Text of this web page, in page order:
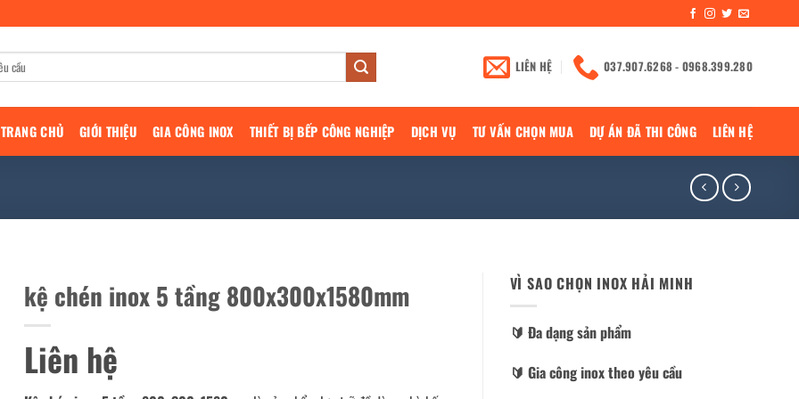
LIÊN HỆ 037.907.6268 - 0968.399.280
TRANG CHỦ GIỚI THIỆU GIA CÔNG INOX THIẾT BỊ BẾP CÔNG NGHIỆP DỊCH VỤ TƯ VẤN CHỌN MUA DỰ ÁN ĐÃ THI CÔNG LIÊN HỆ
kệ chén inox 5 tầng 800x300x1580mm
Liên hệ
VÌ SAO CHỌN INOX HẢI MINH
🔰️ Đa dạng sản phẩm
🔰️ Gia công inox theo yêu cầu